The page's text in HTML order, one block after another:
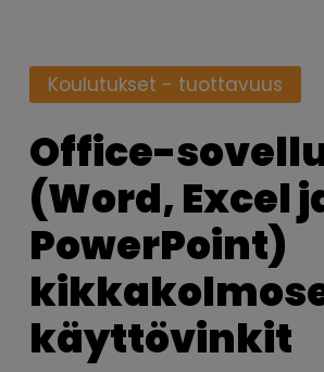
Koulutukset - tuottavuus
Office-
(Word, Excel
PowerPoint)
käyttövinkit